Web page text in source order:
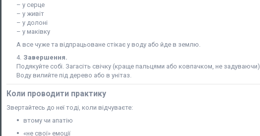
– у серце
– у живіт
– у долоні
– у маківку
А все чуже та відпрацьоване стікає у воду або йде в землю.
Завершення.
Подякуйте собі. Загасіть свічку (краще пальцями або ковпачком, не задуваючи).
Воду вилийте під дерево або в унітаз.
Коли проводити практику
Звертайтесь до неї тоді, коли відчуваєте:
втому чи апатію
«не свої» емоції